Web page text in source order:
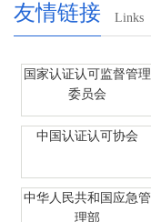
友情链接 Links
国家认证认可监督管理
委员会
中国认证认可协会
中华人民共和国应急管
理部